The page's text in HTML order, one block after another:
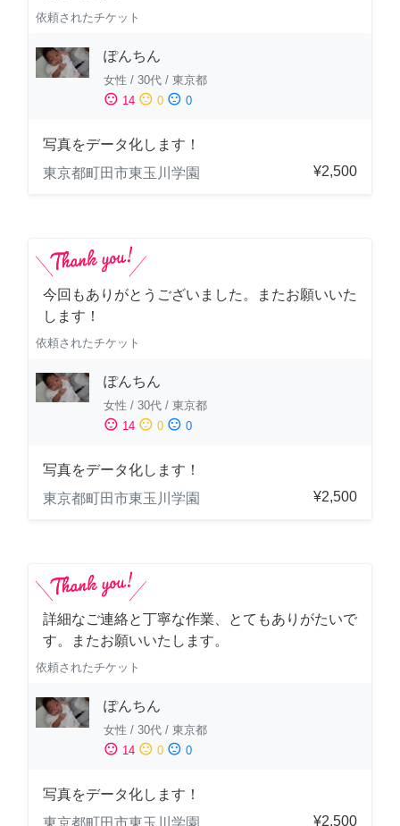
依頼されたチケット
ぽんちん
女性 / 30代 / 東京都
sentiment_satisfied 14 sentiment_neutral 0 sentiment_dissatisfied 0
写真をデータ化します！
東京都町田市東玉川学園
¥2,500
今回もありがとうございました。またお願いいた
します！
依頼されたチケット
ぽんちん
女性 / 30代 / 東京都
sentiment_satisfied 14 sentiment_neutral 0 sentiment_dissatisfied 0
写真をデータ化します！
東京都町田市東玉川学園
¥2,500
詳細なご連絡と丁寧な作業、とてもありがたいで
す。またお願いいたします。
依頼されたチケット
ぽんちん
女性 / 30代 / 東京都
sentiment_satisfied 14 sentiment_neutral 0 sentiment_dissatisfied 0
写真をデータ化します！
東京都町田市東玉川学園
¥2,500